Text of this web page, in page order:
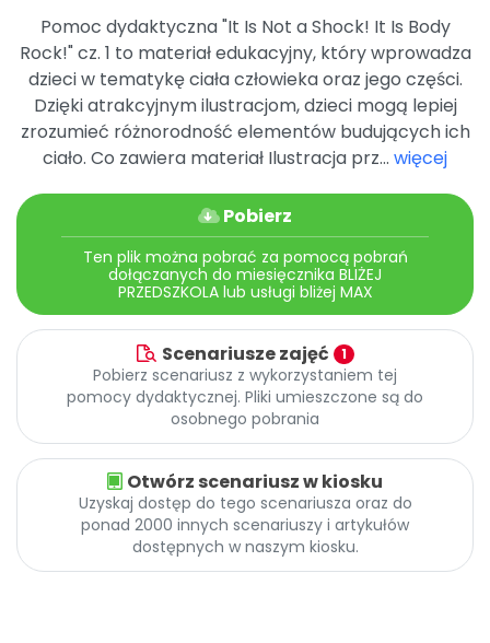
Pomoc
Promocje
Pomoc dydaktyczna "It Is Not a Shock! It Is Body
Rock!" cz. 1 to materiał edukacyjny, który wprowadza
dzieci w tematykę ciała człowieka oraz jego części.
Dzięki atrakcyjnym ilustracjom, dzieci mogą lepiej
zrozumieć różnorodność elementów budujących ich
ciało. Co zawiera materiał Ilustracja prz... więcej
Pobierz
Ten plik można pobrać za pomocą pobrań
dołączanych do miesięcznika BLIŻEJ
PRZEDSZKOLA lub usługi bliżej MAX
Scenariusze zajęć 1
Pobierz scenariusz z wykorzystaniem tej
pomocy dydaktycznej. Pliki umieszczone są do
osobnego pobrania
Otwórz scenariusz w kiosku
Uzyskaj dostęp do tego scenariusza oraz do
ponad 2000 innych scenariuszy i artykułów
dostępnych w naszym kiosku.